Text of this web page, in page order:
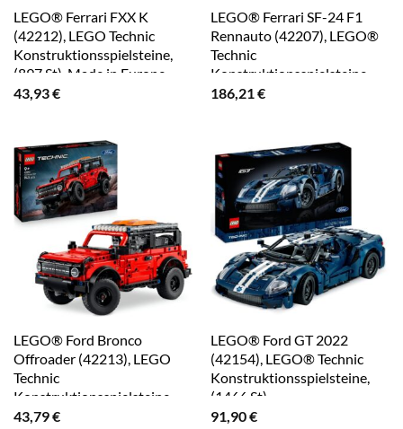
LEGO® Ferrari FXX K
(42212), LEGO Technic
Konstruktionsspielsteine,
(897 St), Made in Europe
43,93€
LEGO® Ferrari SF-24 F1
Rennauto (42207), LEGO®
Technic
Konstruktionsspielsteine,
(1361 St), Made in Europe
186,21€
LEGO® Ford Bronco
Offroader (42213), LEGO
Technic
Konstruktionsspielsteine,
(943 St), Made in Europe
43,79€
LEGO® Ford GT 2022
(42154), LEGO® Technic
Konstruktionsspielsteine,
(1466 St)
91,90€